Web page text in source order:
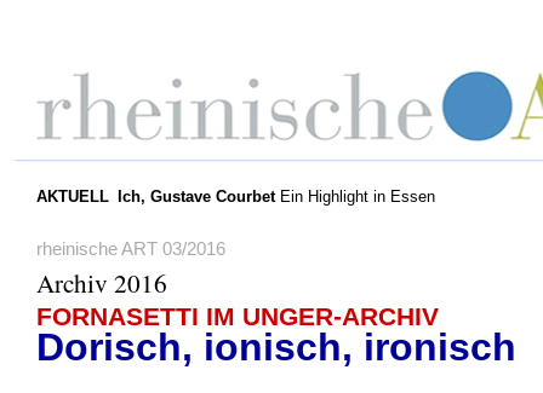
AKTUELL Ich, Gustave CourbetEin Highlight in Essen
rheinische ART 03/2016
Archiv 2016
FORNASETTI IM UNGER-ARCHIV
Dorisch, ionisch, ironisch